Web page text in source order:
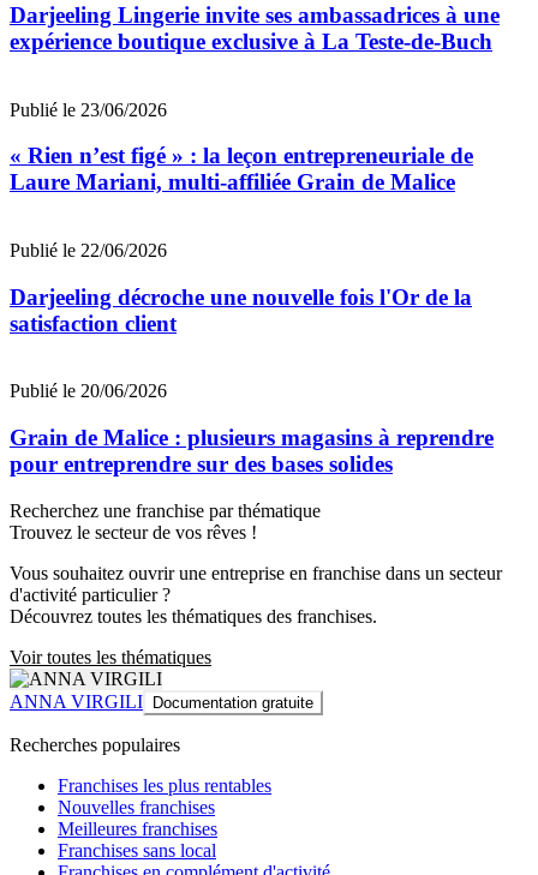
Darjeeling Lingerie invite ses ambassadrices à une
expérience boutique exclusive à La Teste-de-Buch
Publié le 23/06/2026
« Rien n’est figé » : la leçon entrepreneuriale de
Laure Mariani, multi-affiliée Grain de Malice
Publié le 22/06/2026
Darjeeling décroche une nouvelle fois l'Or de la
satisfaction client
Publié le 20/06/2026
Grain de Malice : plusieurs magasins à reprendre
pour entreprendre sur des bases solides
Recherchez une franchise par thématique
Trouvez le secteur de vos rêves !
Vous souhaitez ouvrir une entreprise en franchise dans un secteur
d'activité particulier ?
Découvrez toutes les thématiques des franchises.
Voir toutes les thématiques
ANNA VIRGILI Documentation gratuite
Recherches populaires
Franchises les plus rentables
Nouvelles franchises
Meilleures franchises
Franchises sans local